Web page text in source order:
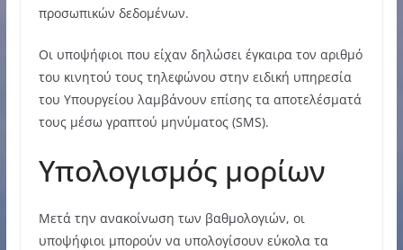
προσωπικών δεδομένων.
Οι υποψήφιοι που είχαν δηλώσει έγκαιρα τον αριθμό
του κινητού τους τηλεφώνου στην ειδική υπηρεσία
του Υπουργείου λαμβάνουν επίσης τα αποτελέσματά
τους μέσω γραπτού μηνύματος (SMS).
Υπολογισμός μορίων
Μετά την ανακοίνωση των βαθμολογιών, οι
υποψήφιοι μπορούν να υπολογίσουν εύκολα τα